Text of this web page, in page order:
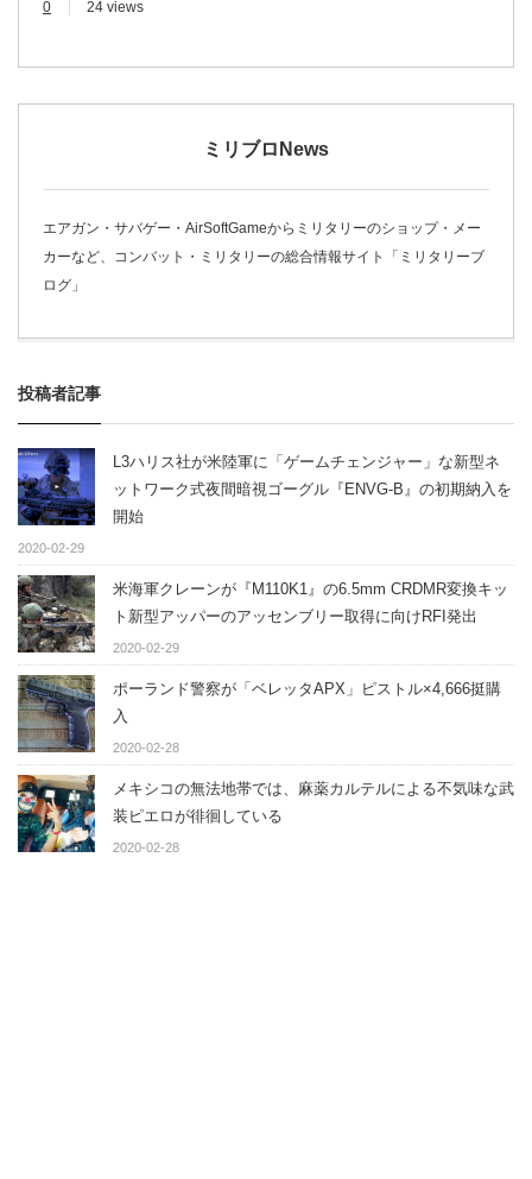
0 24 views
ミリブロNews
エアガン・サバゲー・AirSoftGameからミリタリーのショップ・メー
カーなど、コンバット・ミリタリーの総合情報サイト「ミリタリーブ
ログ」
投稿者記事
L3ハリス社が米陸軍に「ゲームチェンジャー」な新型ネ
ットワーク式夜間暗視ゴーグル『ENVG-B』の初期納入を
開始
2020-02-29
米海軍クレーンが『M110K1』の6.5mm CRDMR変換キッ
ト新型アッパーのアッセンブリー取得に向けRFI発出
2020-02-29
ポーランド警察が「ベレッタAPX」ピストル×4,666挺購
入
2020-02-28
メキシコの無法地帯では、麻薬カルテルによる不気味な武
装ピエロが徘徊している
2020-02-28